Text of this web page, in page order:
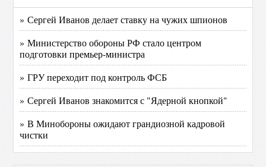
» Сергей Иванов делает ставку на чужих шпионов
» Министерство обороны РФ стало центром
подготовки премьер-министра
» ГРУ переходит под контроль ФСБ
» Сергей Иванов знакомится с "Ядерной кнопкой"
» В Минобороны ожидают грандиозной кадровой
чистки